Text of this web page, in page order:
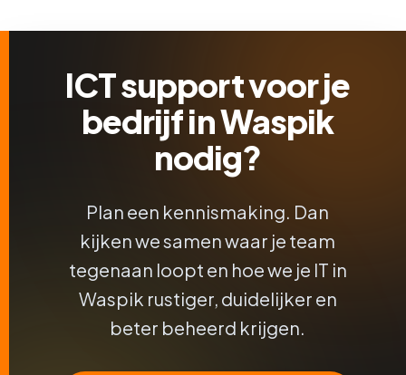
ICT support voor je
bedrijf in Waspik
nodig?
Plan een kennismaking. Dan
kijken we samen waar je team
tegenaan loopt en hoe we je IT in
Waspik rustiger, duidelijker en
beter beheerd krijgen.